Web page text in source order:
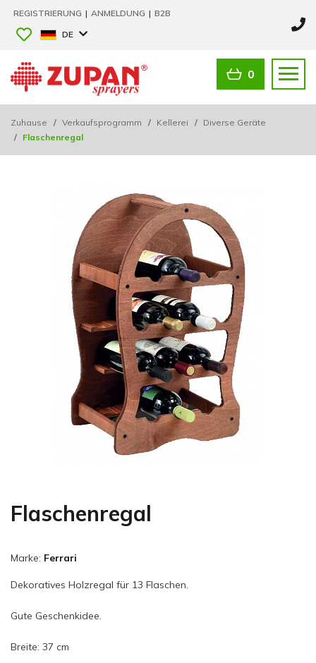
REGISTRIERUNG | ANMELDUNG | B2B
DE
0
Zuhause / Verkaufsprogramm / Kellerei / Diverse Geräte
/ Flaschenregal
Flaschenregal
Marke: Ferrari
Dekoratives Holzregal für 13 Flaschen.
Gute Geschenkidee.
Breite: 37 cm